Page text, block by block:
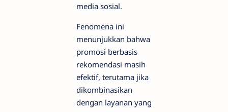
media sosial.
Fenomena ini
menunjukkan bahwa
promosi berbasis
rekomendasi masih
efektif, terutama jika
dikombinasikan
dengan layanan yang